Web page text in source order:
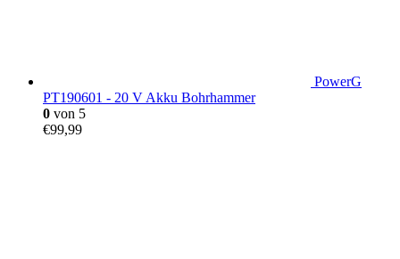
PowerG
PT190601 - 20 V Akku Bohrhammer
0 von 5
€99,99